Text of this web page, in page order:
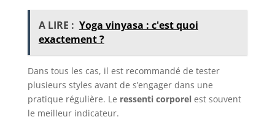
A LIRE : Yoga vinyasa : c'est quoi
exactement ?
Dans tous les cas, il est recommandé de tester
plusieurs styles avant de s’engager dans une
pratique régulière. Le ressenti corporelest souvent
le meilleur indicateur.